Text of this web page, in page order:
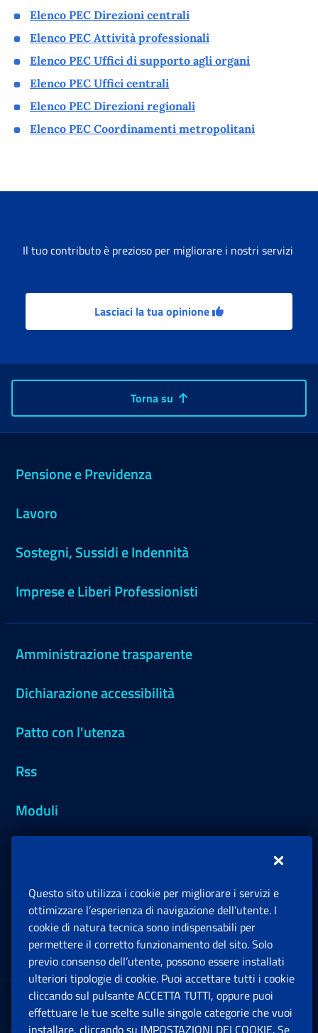
Elenco PEC Direzioni centrali
Elenco PEC Attività professionali
Elenco PEC Uffici di supporto agli organi
Elenco PEC Uffici centrali
Elenco PEC Direzioni regionali
Elenco PEC Coordinamenti metropolitani
Il tuo contributo è prezioso per migliorare i nostri servizi
Lasciaci la tua opinione
Torna su
Pensione e Previdenza
Lavoro
Sostegni, Sussidi e Indennità
Imprese e Liberi Professionisti
Amministrazione trasparente
Dichiarazione accessibilità
Patto con l'utenza
Rss
Moduli
Sedi e Contatti
Software
Note Legali
Questo sito utilizza i cookie per migliorare i servizi e
ottimizzare l’esperienza di navigazione dell’utente. I
cookie di natura tecnica sono indispensabili per
permettere il corretto funzionamento del sito. Solo
previo consenso dell’utente, possono essere installati
ulteriori tipologie di cookie. Puoi accettare tutti i cookie
cliccando sul pulsante ACCETTA TUTTI, oppure puoi
effettuare le tue scelte sulle singole categorie che vuoi
installare, cliccando su IMPOSTAZIONI DEI COOKIE. Se